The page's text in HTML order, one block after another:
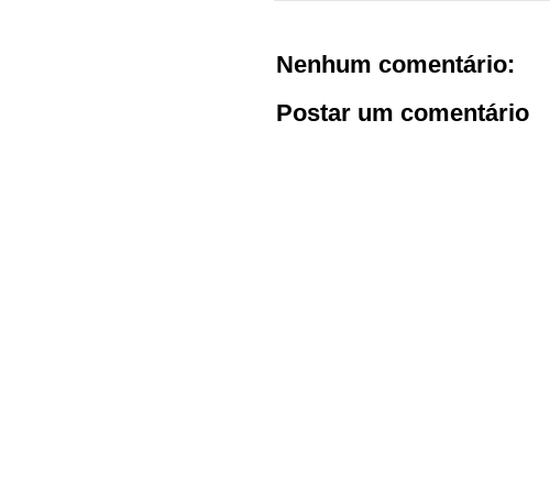
Nenhum comentário:
Postar um comentário